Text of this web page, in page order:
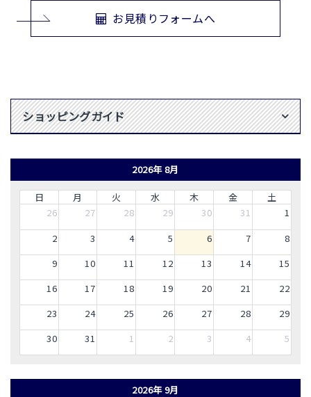
お見積りフォームへ
ショッピングガイド
2026年 8月
日 月 火 水 木 金
土
26
27 28 29 30 31
1
2
3 4 5 6 7
8
9
10 11 12 13 14
15
16
17 18 19 20 21
22
23
24 25 26 27 28
29
30
31 1 2 3 4 5
2026年 9月